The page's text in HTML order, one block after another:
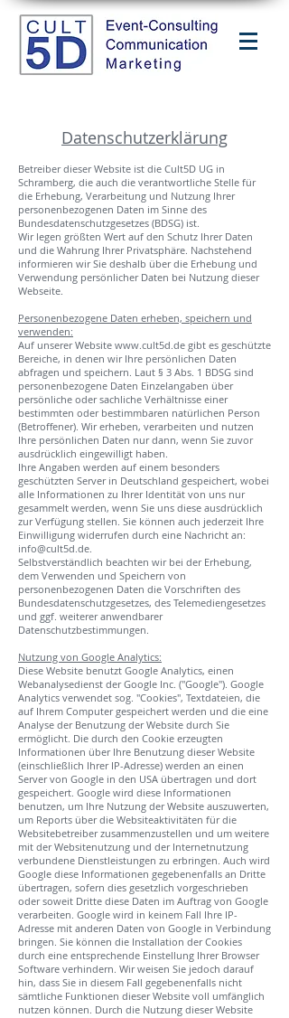
Datenschutzerklärung
Betreiber dieser Website ist die Cult5D UG in
Schramberg, die auch die verantwortliche Stelle für
die Erhebung, Verarbeitung und Nutzung Ihrer
personenbezogenen Daten im Sinne des
Bundesdatenschutzgesetzes (BDSG) ist.
Wir legen größten Wert auf den Schutz Ihrer Daten
und die Wahrung Ihrer Privatsphäre. Nachstehend
informieren wir Sie deshalb über die Erhebung und
Verwendung persönlicher Daten bei Nutzung dieser
Webseite.
Personenbezogene Daten erheben, speichern und
verwenden:
Auf unserer Website www.cult5d.de gibt es geschützte
Bereiche, in denen wir Ihre persönlichen Daten
abfragen und speichern. Laut § 3 Abs. 1 BDSG sind
personenbezogene Daten Einzelangaben über
persönliche oder sachliche Verhältnisse einer
bestimmten oder bestimmbaren natürlichen Person
(Betroffener). Wir erheben, verarbeiten und nutzen
Ihre persönlichen Daten nur dann, wenn Sie zuvor
ausdrücklich eingewilligt haben.
Ihre Angaben werden auf einem besonders
geschützten Server in Deutschland gespeichert, wobei
alle Informationen zu Ihrer Identität von uns nur
gesammelt werden, wenn Sie uns diese ausdrücklich
zur Verfügung stellen. Sie können auch jederzeit Ihre
Einwilligung widerrufen durch eine Nachricht an:
info@cult5d.de.
Selbstverständlich beachten wir bei der Erhebung,
dem Verwenden und Speichern von
personenbezogenen Daten die Vorschriften des
Bundesdatenschutzgesetzes, des Telemediengesetzes
und ggf. weiterer anwendbarer
Datenschutzbestimmungen.
Nutzung von Google Analytics:
Diese Website benutzt Google Analytics, einen
Webanalysedienst der Google Inc. ("Google"). Google
Analytics verwendet sog. "Cookies", Textdateien, die
auf Ihrem Computer gespeichert werden und die eine
Analyse der Benutzung der Website durch Sie
ermöglicht. Die durch den Cookie erzeugten
Informationen über Ihre Benutzung dieser Website
(einschließlich Ihrer IP-Adresse) werden an einen
Server von Google in den USA übertragen und dort
gespeichert. Google wird diese Informationen
benutzen, um Ihre Nutzung der Website auszuwerten,
um Reports über die Websiteaktivitäten für die
Websitebetreiber zusammenzustellen und um weitere
mit der Websitenutzung und der Internetnutzung
verbundene Dienstleistungen zu erbringen. Auch wird
Google diese Informationen gegebenenfalls an Dritte
übertragen, sofern dies gesetzlich vorgeschrieben
oder soweit Dritte diese Daten im Auftrag von Google
verarbeiten. Google wird in keinem Fall Ihre IP-
Adresse mit anderen Daten von Google in Verbindung
bringen. Sie können die Installation der Cookies
durch eine entsprechende Einstellung Ihrer Browser
Software verhindern. Wir weisen Sie jedoch darauf
hin, dass Sie in diesem Fall gegebenenfalls nicht
sämtliche Funktionen dieser Website voll umfänglich
nutzen können. Durch die Nutzung dieser Website